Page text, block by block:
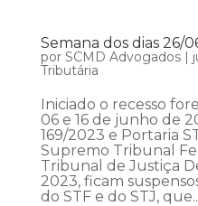
Semana dos dias 26/
por SCMD Advogados|
Tributária
Iniciado o recesso
06 e 16 de junho de
169/2023 e Portaria
Supremo Tribunal
Tribunal de Justiça
2023, ficam
do STF e do STJ,